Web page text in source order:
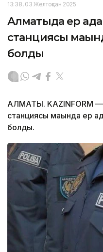
13:38, 03 Желтоқсан 2025
Алматыда ер
станциясы
болды
АЛМАТЫ. KAZINFORM
станциясы маңында ер
болды.